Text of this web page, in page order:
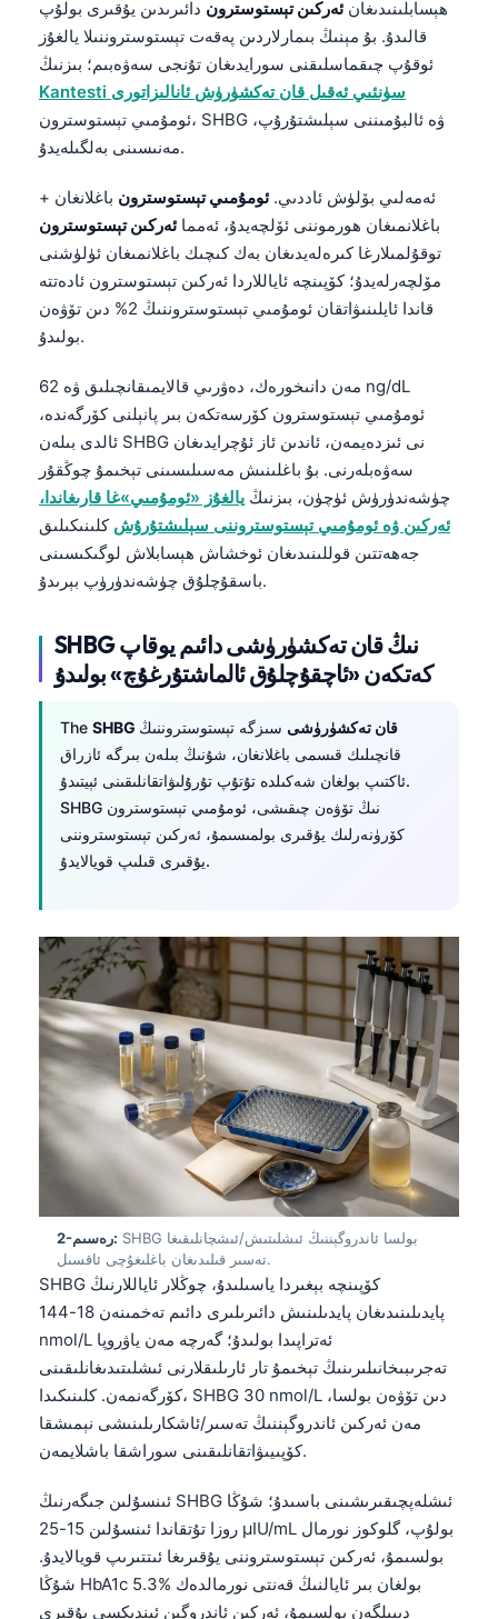
ھېسابلىنىدىغان ئەركىن تېستوسترون دائىرىدىن يۇقىرى بولۇپ
قالىدۇ. بۇ مېنىڭ بىمارلاردىن پەقەت تېستوستروننىلا يالغۇز
ئوقۇپ چىقماسلىقنى سورايدىغان تۇنجى سەۋەبىم؛ بىزنىڭ
Kantesti سۈنئىي ئەقىل قان تەكشۈرۈش ئانالىزاتورى
ئومۇمىي تېستوسترون، SHBG ۋە ئالبۇمىننى سېلىشتۇرۇپ،
مەنىسىنى بەلگىلەيدۇ.
ئەمەلىي بۆلۈش ئاددىي. ئومۇمىي تېستوسترون باغلانغان +
باغلانمىغان ھورموننى ئۆلچەيدۇ، ئەمما ئەركىن تېستوسترون
توقۇلمىلارغا كىرەلەيدىغان بەك كىچىك باغلانمىغان ئۈلۈشنى
مۆلچەرلەيدۇ؛ كۆپىنچە ئاياللاردا ئەركىن تېستوسترون ئادەتتە
قاندا ئايلىنىۋاتقان ئومۇمىي تېستوستروننىڭ 2% دىن تۆۋەن
بولىدۇ.
مەن دانىخورەك، دەۋرىي قالايمىقانچىلىق ۋە 62 ng/dL
ئومۇمىي تېستوسترون كۆرسەتكەن بىر پانېلنى كۆرگەندە،
ئالدى بىلەن SHBG نى ئىزدەيمەن، ئاندىن ئاز ئۇچرايدىغان
سەۋەبلەرنى. بۇ باغلىنىش مەسىلىسىنى تېخىمۇ چوڭقۇر
چۈشەندۈرۈش ئۈچۈن، بىزنىڭ يالغۇز «ئومۇمىي»غا قارىغاندا،
ئەركىن ۋە ئومۇمىي تېستوستروننى سېلىشتۇرۇش كلىنىكىلىق
جەھەتتىن قوللىنىدىغان ئوخشاش ھېسابلاش لوگىكىسىنى
باسقۇچلۇق چۈشەندۈرۈپ بېرىدۇ.
SHBG نىڭ قان تەكشۈرۈشى دائىم يوقاپ
كەتكەن «ئاچقۇچلۇق ئالماشتۇرغۇچ» بولىدۇ
The SHBG قان تەكشۈرۈشى سىزگە تېستوستروننىڭ
قانچىلىك قىسمى باغلانغان، شۇنىڭ بىلەن بىرگە ئازراق
ئاكتىپ بولغان شەكىلدە تۇتۇپ تۇرۇلىۋاتقانلىقىنى ئېيتىدۇ.
SHBG نىڭ تۆۋەن چىقىشى، ئومۇمىي تېستوسترون
كۆرۈنەرلىك يۇقىرى بولمىسىمۇ، ئەركىن تېستوستروننى
يۇقىرى قىلىپ قويالايدۇ.
2-رەسىم: SHBG بولسا ئاندروگېننىڭ ئىشلىتىش/ئىشچانلىقىغا
تەسىر قىلىدىغان باغلىغۇچى ئاقسىل.
SHBG كۆپىنچە بېغىردا ياسىلىدۇ، چوڭلار ئاياللارنىڭ
پايدىلىنىدىغان پايدىلىنىش دائىرىلىرى دائىم تەخمىنەن 18-144
nmol/L ئەتراپىدا بولىدۇ؛ گەرچە مەن ياۋروپا
تەجرىبىخانىلىرىنىڭ تېخىمۇ تار ئارىلىقلارنى ئىشلىتىدىغانلىقىنى
كۆرگەنمەن. كلىنىكىدا، SHBG 30 nmol/L دىن تۆۋەن بولسا،
مەن ئەركىن ئاندروگېننىڭ تەسىر/ئاشكارىلىنىشى نېمىشقا
كۆپىيىۋاتقانلىقىنى سوراشقا باشلايمەن.
ئىنسۇلىن جىگەرنىڭ SHBG ئىشلەپچىقىرىشىنى باسىدۇ؛ شۇڭا
روزا تۇتقاندا ئىنسۇلىن 15-25 µIU/mL بولۇپ، گلوكوز نورمال
بولسىمۇ، ئەركىن تېستوستروننى يۇقىرىغا ئىتتىرىپ قويالايدۇ.
شۇڭا HbA1c 5.3% بولغان بىر ئايالنىڭ قەنتى نورمالدەك
دېيىلگەن بولسىمۇ، ئەركىن ئاندروگېن ئىندېكسى يۇقىرى